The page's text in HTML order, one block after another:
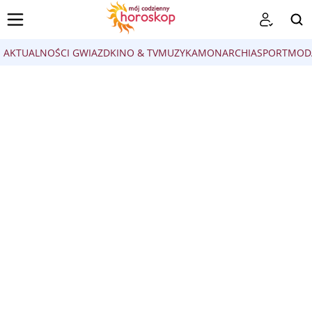
AKTUALNOŚCI GWIAZDKINO & TVMUZYKAMONARCHIASPORT